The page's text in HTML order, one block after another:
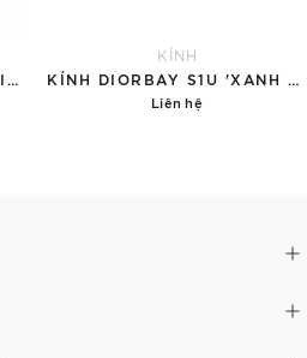
KÍNH
Liên hệ